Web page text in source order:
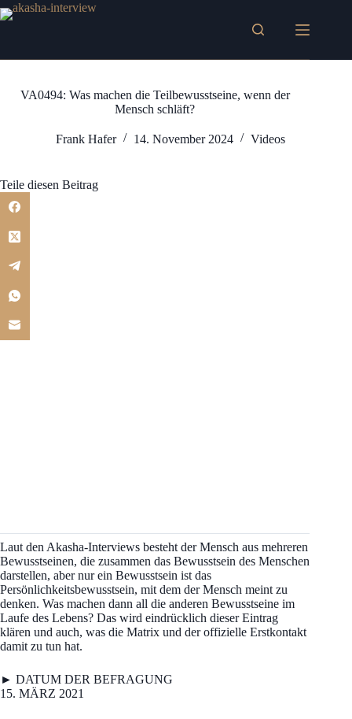
Zum
Inhalt
VA0494: Was machen die Teilbewusstseine, wenn der
Mensch schläft?
Frank Hafer 14. November 2024 Videos
Teile diesen Beitrag
Laut den Akasha-Interviews besteht der Mensch aus mehreren
Bewusstseinen, die zusammen das Bewusstsein des Menschen
darstellen, aber nur ein Bewusstsein ist das
Persönlichkeitsbewusstsein, mit dem der Mensch meint zu
denken. Was machen dann all die anderen Bewusstseine im
Laufe des Lebens? Das wird eindrücklich dieser Eintrag
klären und auch, was die Matrix und der offizielle Erstkontakt
damit zu tun hat.
► DATUM DER BEFRAGUNG
15. MÄRZ 2021